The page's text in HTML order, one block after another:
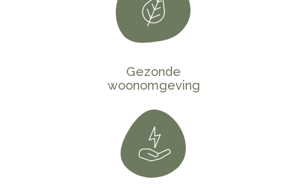
Gezonde
woonomgeving